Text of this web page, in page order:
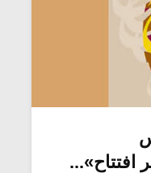
افتتاح»...